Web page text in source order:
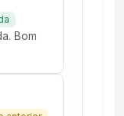
Bom